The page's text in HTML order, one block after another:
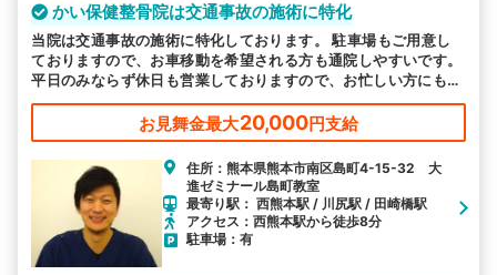
かい保健整骨院は交通事故の施術に特化
当院は交通事故の施術に特化しております。 駐車場もご用意し
ておりますので、お車移動を希望される方も通院しやすいです。
平日のみならず休日も営業しておりますので、お忙しい方にも通
いやすい環境を整えております。皆様のお越しをお待ちしており
お見舞金最大20,000円支給
住所：熊本県熊本市南区島町4-15-32 大
進ゼミナール島町教室
最寄り駅： 西熊本駅 / 川尻駅 / 田崎橋駅
アクセス：西熊本駅から徒歩8分
駐車場：有